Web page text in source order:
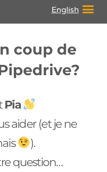
English
coup de
Pia
aider (et je ne
).
question…